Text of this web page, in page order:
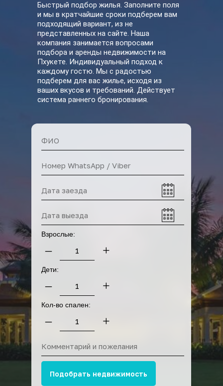
Быстрый подбор жилья. Заполните поля
и мы в кратчайшие сроки подберем вам
подходящий вариант, из не
представленных на сайте. Наша
компания занимается вопросами
подбора и аренды недвижимости на
Пхукете. Индивидуальный подход к
каждому гостю. Мы с радостью
подберем для вас жилье, исходя из
ваших вкусов и требований. Действует
система раннего бронирования.
Взрослые:
– +
Дети:
– +
Кол-во спален:
– +
Подобрать недвижимость
Прокат байков
Прокат машин